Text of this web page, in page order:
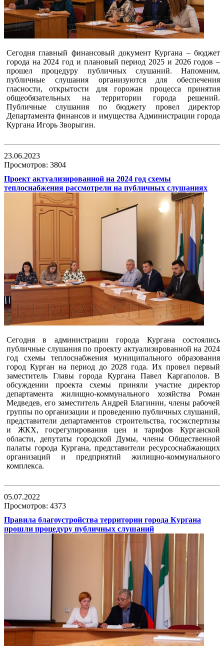
Сегодня главный финансовый документ Кургана – бюджет
города на 2024 год и плановый период 2025 и 2026 годов –
прошел процедуру публичных слушаний. Напомним,
публичные слушания организуются для обеспечения
гласности, открытости для горожан процесса принятия
общеобязательных на территории города решений.
Публичные слушания по бюджету провел директор
Департамента финансов и имущества Администрации города
Кургана Игорь Зворыгин.
23.06.2023
Просмотров: 3804
Проект актуализированной на 2024 год схемы
теплоснабжения рассмотрели на публичных слушаниях
Сегодня в администрации города Кургана состоялись
публичные слушания по проекту актуализированной на 2024
год схемы теплоснабжения муниципального образования
город Курган на период до 2028 года. Их провел первый
заместитель Главы города Кургана Павел Каргаполов. В
обсуждении проекта схемы приняли участие директор
департамента жилищно-коммунального хозяйства Роман
Медведев, его заместитель Андрей Благинин, члены рабочей
группы по организации и проведению публичных слушаний,
представители департаментов строительства, госэкспертизы
и ЖКХ, госрегулирования цен и тарифов Курганской
области, депутаты городской Думы, члены Общественной
палаты города Кургана, представители ресурсоснабжающих
организаций и предприятий жилищно-коммунального
комплекса.
05.07.2022
Просмотров: 4373
Правила благоустройства территории города Кургана
прошли процедуру публичных слушаний